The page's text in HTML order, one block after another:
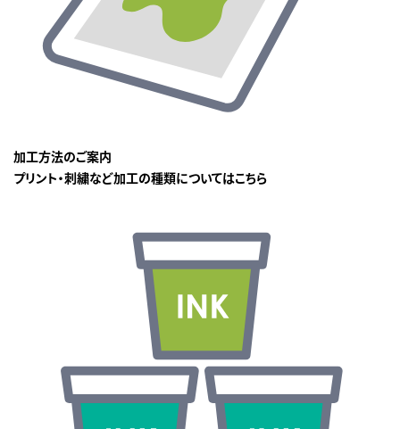
加工方法のご案内
プリント・刺繍など加工の種類についてはこちら